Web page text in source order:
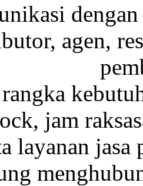
dengan
agen,
jam
layanan